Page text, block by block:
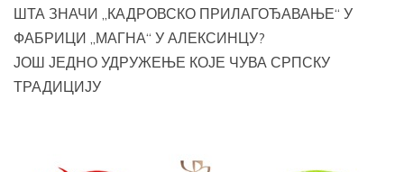
ШТА ЗНАЧИ „КАДРОВСКО ПРИЛАГОЂАВАЊЕ“ У
ФАБРИЦИ „МАГНА“ У АЛЕКСИНЦУ?
ЈОШ ЈЕДНО УДРУЖЕЊЕ КОЈЕ ЧУВА СРПСКУ
ТРАДИЦИЈУ